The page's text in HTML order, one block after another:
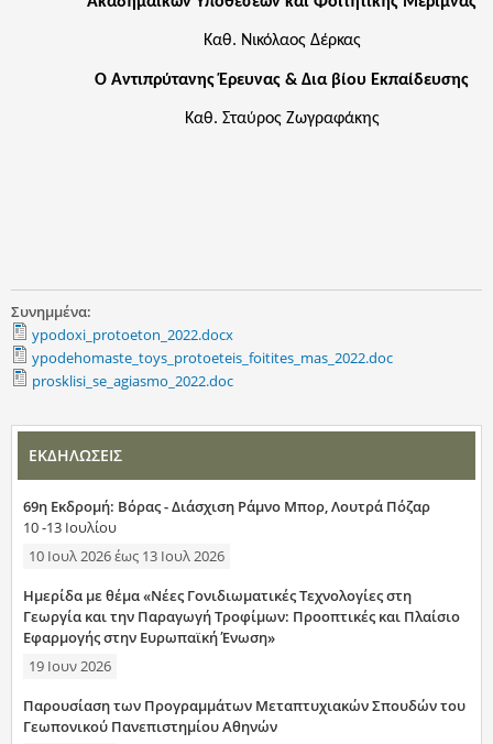
Καθ. Νικόλαος Δέρκας
Ο Αντιπρύτανης Έρευνας & Δια βίου Εκπαίδευσης
Καθ. Σταύρος Ζωγραφάκης
Συνημμένα:
ypodoxi_protoeton_2022.docx
ypodehomaste_toys_protoeteis_foitites_mas_2022.doc
prosklisi_se_agiasmo_2022.doc
ΕΚΔΗΛΩΣΕΙΣ
69η Εκδρομή: Βόρας - Διάσχιση Ράμνο Μπορ, Λουτρά Πόζαρ
10 -13 Ιουλίου
10 Ιουλ 2026έως 13 Ιουλ 2026
Ημερίδα με θέμα «Νέες Γονιδιωματικές Τεχνολογίες στη
Γεωργία και την Παραγωγή Τροφίμων: Προοπτικές και Πλαίσιο
Εφαρμογής στην Ευρωπαϊκή Ένωση»
19 Ιουν 2026
Παρουσίαση των Προγραμμάτων Μεταπτυχιακών Σπουδών του
Γεωπονικού Πανεπιστημίου Αθηνών